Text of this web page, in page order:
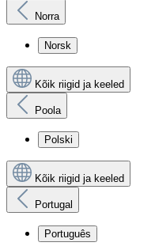
Norra
Norsk
Kõik riigid ja keeled
Poola
Polski
Kõik riigid ja keeled
Portugal
Português